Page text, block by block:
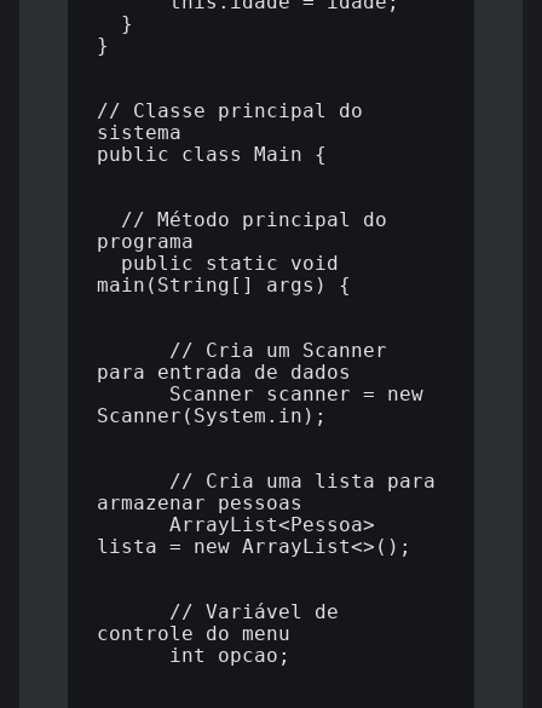
}
}
// Classe principal do
sistema
public class Main {
// Método principal do
programa
public static void
main(String[] args) {
// Cria um Scanner
para entrada de dados
Scanner scanner = new
Scanner(System.in);
// Cria uma lista para
armazenar pessoas
ArrayList<Pessoa>
lista = new ArrayList<>();
// Variável de
controle do menu
int opcao;